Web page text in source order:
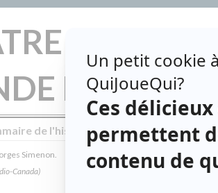
DU
PERCHE
de l'histoire
Simenon.
Canada)
Henri
Denise